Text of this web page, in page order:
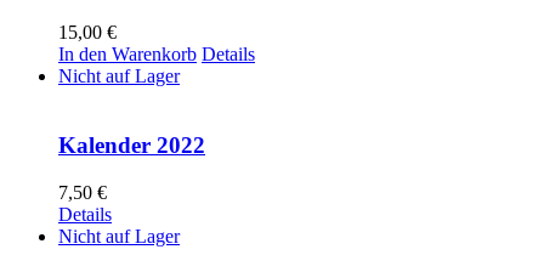
15,00 €
In den Warenkorb Details
Nicht auf Lager
Kalender 2022
7,50 €
Details
Nicht auf Lager